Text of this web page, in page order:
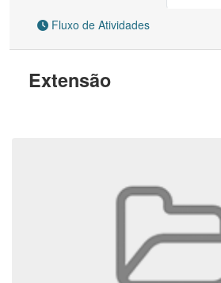
Fluxo de Atividades
Extensão